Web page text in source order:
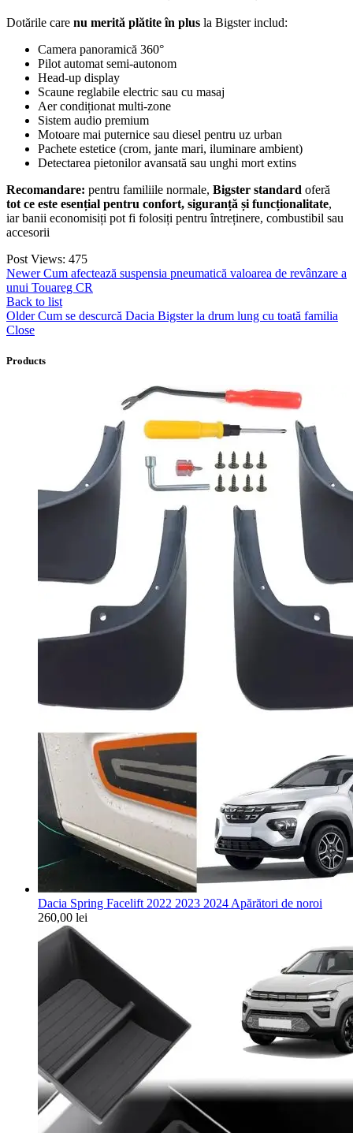
Dotările care nu merită plătite în plus la Bigster includ:
Camera panoramică 360°
Pilot automat semi-autonom
Head-up display
Scaune reglabile electric sau cu masaj
Aer condiționat multi-zone
Sistem audio premium
Motoare mai puternice sau diesel pentru uz urban
Pachete estetice (crom, jante mari, iluminare ambient)
Detectarea pietonilor avansată sau unghi mort extins
Recomandare: pentru familiile normale, Bigster standard oferă
tot ce este esențial pentru confort, siguranță și funcționalitate,
iar banii economisiți pot fi folosiți pentru întreținere, combustibil sau
accesorii
Post Views: 475
Newer Cum afectează suspensia pneumatică valoarea de revânzare a
unui Touareg CR
Back to list
Older Cum se descurcă Dacia Bigster la drum lung cu toată familia
Close
Products
Dacia Spring Facelift 2022 2023 2024 Apărători de noroi
260,00 lei